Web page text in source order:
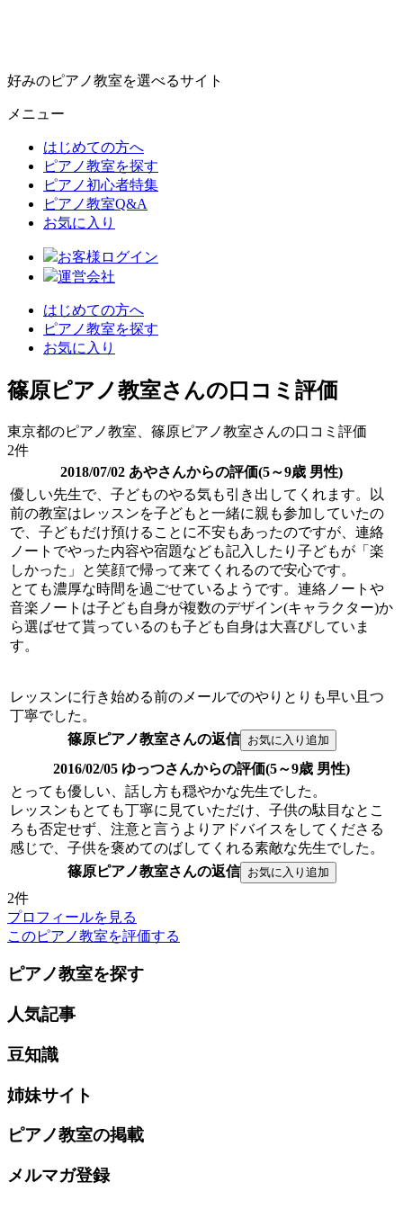
好みのピアノ教室を選べるサイト
メニュー
はじめての方へ
ピアノ教室を探す
ピアノ初心者特集
ピアノ教室Q&A
お気に入り
お客様ログイン
運営会社
はじめての方へ
ピアノ教室を探す
お気に入り
篠原ピアノ教室さんの口コミ評価
東京都のピアノ教室、篠原ピアノ教室さんの口コミ評価
2件
2018/07/02 あやさんからの評価(5～9歳 男性)
優しい先生で、子どものやる気も引き出してくれます。以
前の教室はレッスンを子どもと一緒に親も参加していたの
で、子どもだけ預けることに不安もあったのですが、連絡
ノートでやった内容や宿題なども記入したり子どもが「楽
しかった」と笑顔で帰って来てくれるので安心です。
とても濃厚な時間を過ごせているようです。連絡ノートや
音楽ノートは子ども自身が複数のデザイン(キャラクター)か
ら選ばせて貰っているのも子ども自身は大喜びしていま
す。
レッスンに行き始める前のメールでのやりとりも早い且つ
丁寧でした。
篠原ピアノ教室さんの返信
2016/02/05 ゆっつさんからの評価(5～9歳 男性)
とっても優しい、話し方も穏やかな先生でした。
レッスンもとても丁寧に見ていただけ、子供の駄目なとこ
ろも否定せず、注意と言うよりアドバイスをしてくださる
感じで、子供を褒めてのばしてくれる素敵な先生でした。
篠原ピアノ教室さんの返信
2件
プロフィールを見る
このピアノ教室を評価する
ピアノ教室を探す
人気記事
豆知識
姉妹サイト
ピアノ教室の掲載
メルマガ登録